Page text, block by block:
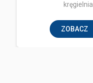
kręgielnia
ZOBACZ